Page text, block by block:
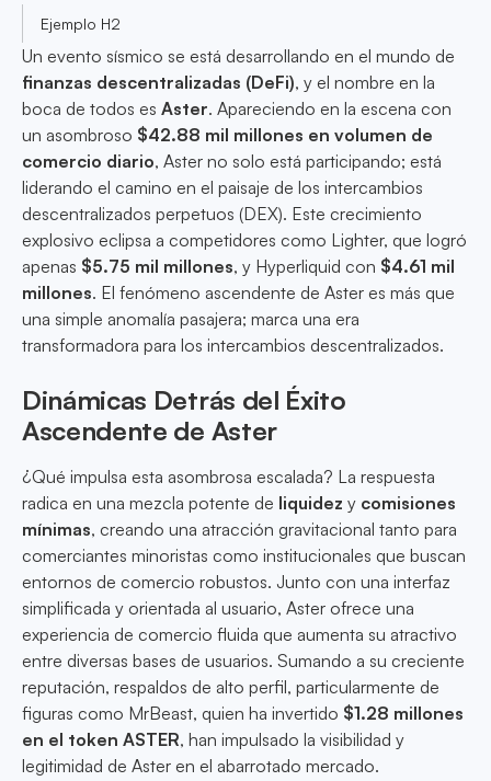
Ejemplo H2
Un evento sísmico se está desarrollando en el mundo de
finanzas descentralizadas (DeFi), y el nombre en la
boca de todos es Aster. Apareciendo en la escena con
un asombroso $42.88 mil millones en volumen de
comercio diario, Aster no solo está participando; está
liderando el camino en el paisaje de los intercambios
descentralizados perpetuos (DEX). Este crecimiento
explosivo eclipsa a competidores como Lighter, que logró
apenas $5.75 mil millones, y Hyperliquid con $4.61 mil
millones. El fenómeno ascendente de Aster es más que
una simple anomalía pasajera; marca una era
transformadora para los intercambios descentralizados.
Dinámicas Detrás del Éxito
Ascendente de Aster
¿Qué impulsa esta asombrosa escalada? La respuesta
radica en una mezcla potente de liquidez y comisiones
mínimas, creando una atracción gravitacional tanto para
comerciantes minoristas como institucionales que buscan
entornos de comercio robustos. Junto con una interfaz
simplificada y orientada al usuario, Aster ofrece una
experiencia de comercio fluida que aumenta su atractivo
entre diversas bases de usuarios. Sumando a su creciente
reputación, respaldos de alto perfil, particularmente de
figuras como MrBeast, quien ha invertido $1.28 millones
en el token ASTER, han impulsado la visibilidad y
legitimidad de Aster en el abarrotado mercado.